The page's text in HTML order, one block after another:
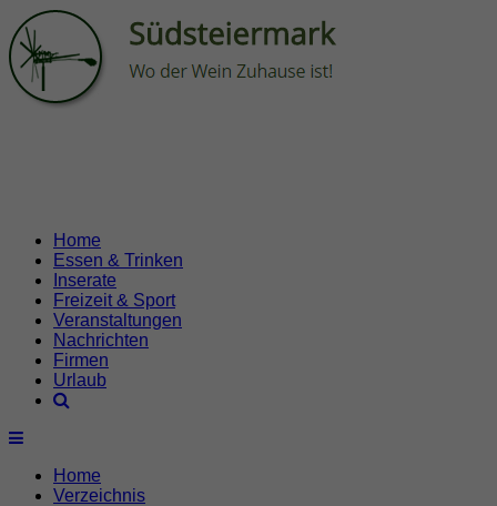
Home
Essen & Trinken
Inserate
Freizeit & Sport
Veranstaltungen
Nachrichten
Firmen
Urlaub
Home
Verzeichnis